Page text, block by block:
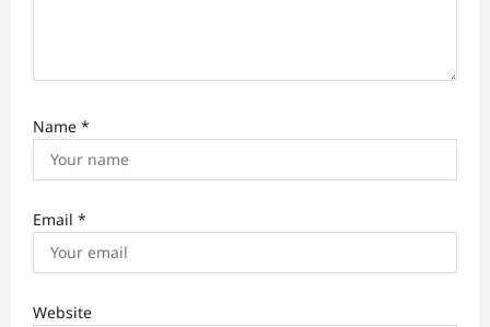
Name *
Email *
Website